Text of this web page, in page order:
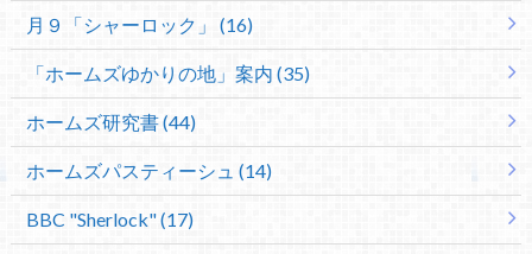
月９「シャーロック」 (16)
「ホームズゆかりの地」案内 (35)
ホームズ研究書 (44)
ホームズパスティーシュ (14)
BBC "Sherlock" (17)